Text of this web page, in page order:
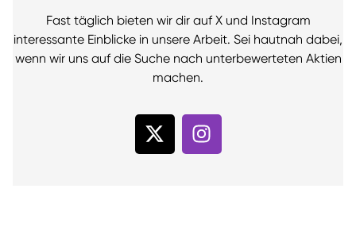
Fast täglich bieten wir dir auf X und Instagram
interessante Einblicke in unsere Arbeit. Sei hautnah dabei,
wenn wir uns auf die Suche nach unterbewerteten Aktien
machen.